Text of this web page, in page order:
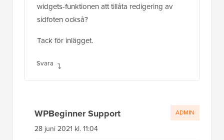
widgets-funktionen att tillåta redigering av
sidfoten också?
Tack för inlägget.
Svara
WPBeginner Support
28 juni 2021 kl. 11:04
ADMIN